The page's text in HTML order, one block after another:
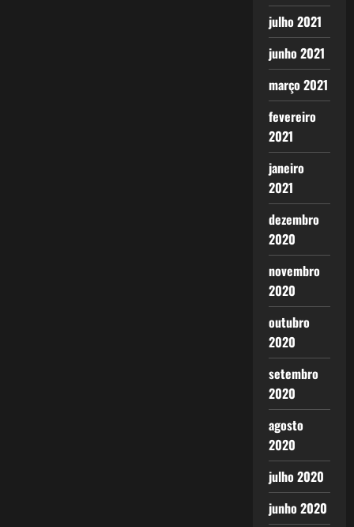
julho 2021
junho 2021
março 2021
fevereiro
2021
janeiro
2021
dezembro
2020
novembro
2020
outubro
2020
setembro
2020
agosto
2020
julho 2020
junho 2020